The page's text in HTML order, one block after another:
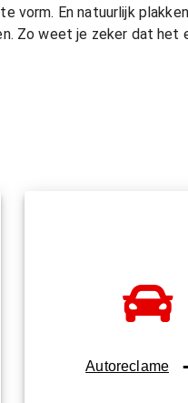
vorm. En natuurlijk
Zo weet je zeker dat
Autoreclame